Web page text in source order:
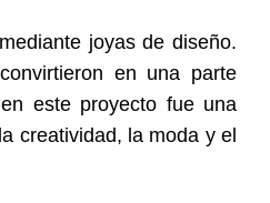
joyas de diseño.
en una parte
este proyecto fue una
creatividad, la moda y el